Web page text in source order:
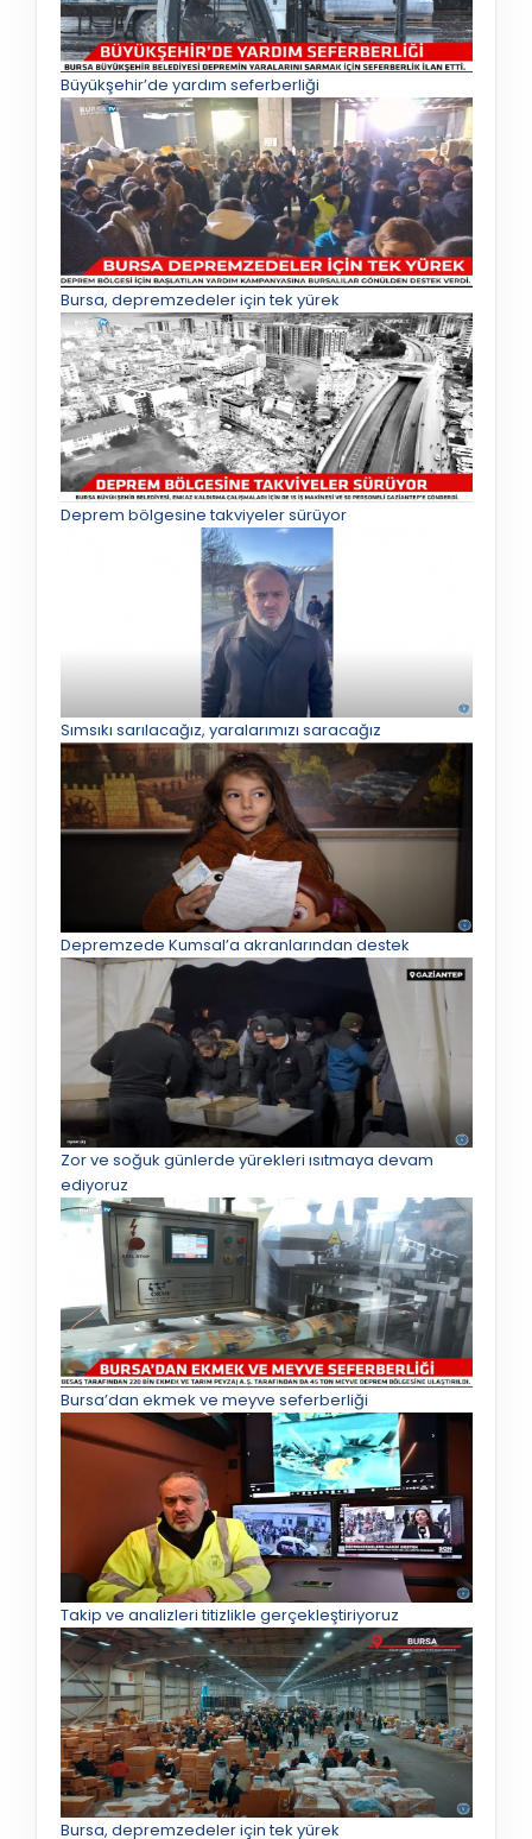
Büyükşehir’de yardım seferberliği
Bursa, depremzedeler için tek yürek
Deprem bölgesine takviyeler sürüyor
Sımsıkı sarılacağız, yaralarımızı saracağız
Depremzede Kumsal’a akranlarından destek
Zor ve soğuk günlerde yürekleri ısıtmaya devam
ediyoruz
Bursa’dan ekmek ve meyve seferberliği
Takip ve analizleri titizlikle gerçekleştiriyoruz
Bursa, depremzedeler için tek yürek